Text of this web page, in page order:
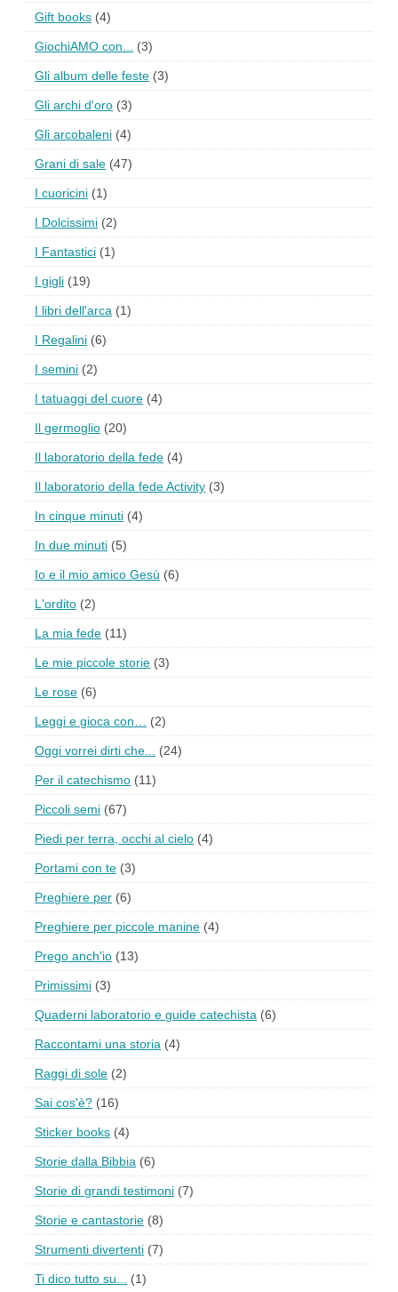
Gift books (4)
GiochiAMO con... (3)
Gli album delle feste (3)
Gli archi d'oro (3)
Gli arcobaleni (4)
Grani di sale (47)
I cuoricini (1)
I Dolcissimi (2)
I Fantastici (1)
I gigli (19)
I libri dell'arca (1)
I Regalini (6)
I semini (2)
I tatuaggi del cuore (4)
Il germoglio (20)
Il laboratorio della fede (4)
Il laboratorio della fede Activity (3)
In cinque minuti (4)
In due minuti (5)
Io e il mio amico Gesù (6)
L'ordito (2)
La mia fede (11)
Le mie piccole storie (3)
Le rose (6)
Leggi e gioca con… (2)
Oggi vorrei dirti che... (24)
Per il catechismo (11)
Piccoli semi (67)
Piedi per terra, occhi al cielo (4)
Portami con te (3)
Preghiere per (6)
Preghiere per piccole manine (4)
Prego anch'io (13)
Primissimi (3)
Quaderni laboratorio e guide catechista (6)
Raccontami una storia (4)
Raggi di sole (2)
Sai cos'è? (16)
Sticker books (4)
Storie dalla Bibbia (6)
Storie di grandi testimoni (7)
Storie e cantastorie (8)
Strumenti divertenti (7)
Ti dico tutto su... (1)